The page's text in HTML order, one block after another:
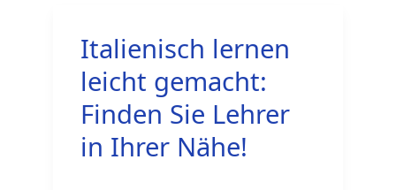
du
den
Einstieg
und
bestehst
Italienisch lernen
leicht gemacht:
Finden Sie Lehrer
in Ihrer Nähe!